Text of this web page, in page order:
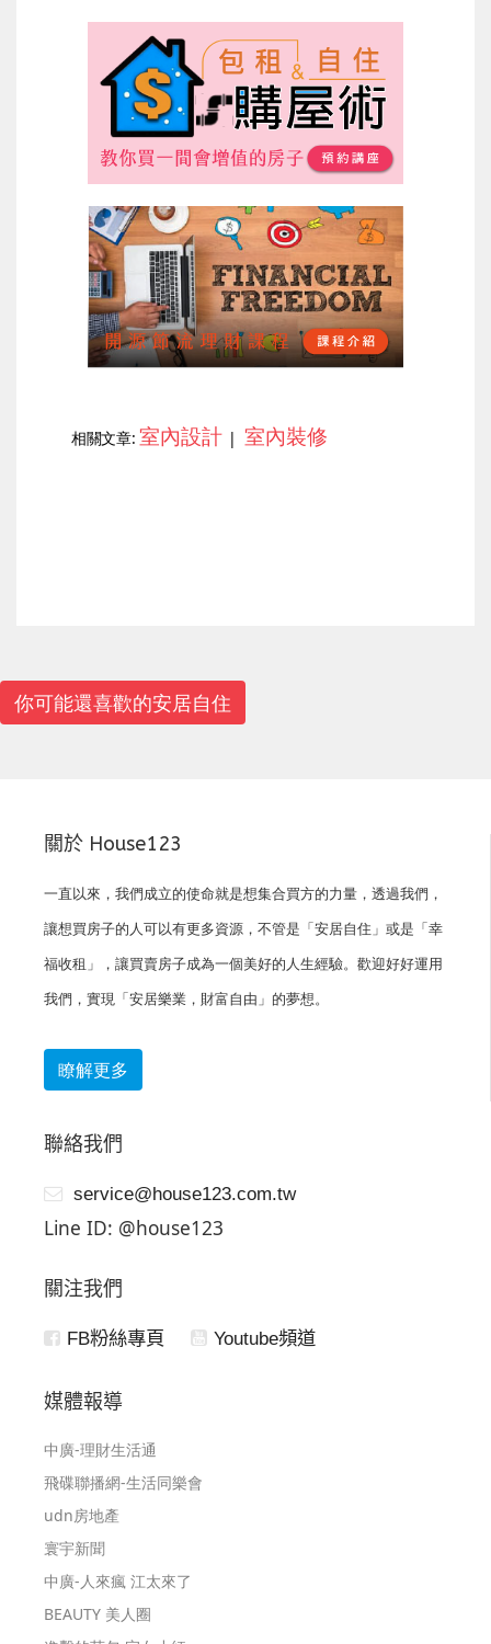
相關文章:室內設計 | 室內裝修
你可能還喜歡的安居自住
關於 House123
一直以來，我們成立的使命就是想集合買方的力量，透過我們，
讓想買房子的人可以有更多資源，不管是「安居自住」或是「幸
福收租」，讓買賣房子成為一個美好的人生經驗。歡迎好好運用
我們，實現「安居樂業，財富自由」的夢想。
瞭解更多
聯絡我們
service@house123.com.tw
Line ID: @house123
關注我們
FB粉絲專頁 Youtube頻道
媒體報導
中廣-理財生活通
飛碟聯播網-生活同樂會
udn房地產
寰宇新聞
中廣-人來瘋 江太來了
BEAUTY 美人圈